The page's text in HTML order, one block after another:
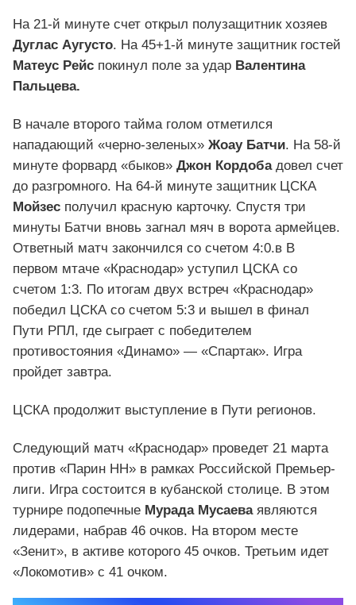
На 21-й минуте счет открыл полузащитник хозяев
Дуглас Аугусто. На 45+1-й минуте защитник гостей
Матеус Рейс покинул поле за удар Валентина
Пальцева.
В начале второго тайма голом отметился
нападающий «черно-зеленых» Жоау Батчи. На 58-й
минуте форвард «быков» Джон Кордоба довел счет
до разгромного. На 64-й минуте защитник ЦСКА
Мойзес получил красную карточку. Спустя три
минуты Батчи вновь загнал мяч в ворота армейцев.
Ответный матч закончился со счетом 4:0.в В
первом мтаче «Краснодар» уступил ЦСКА со
счетом 1:3. По итогам двух встреч «Краснодар»
победил ЦСКА со счетом 5:3 и вышел в финал
Пути РПЛ, где сыграет с победителем
противостояния «Динамо» — «Спартак». Игра
пройдет завтра.
ЦСКА продолжит выступление в Пути регионов.
Следующий матч «Краснодар» проведет 21 марта
против «Парин НН» в рамках Российской Премьер-
лиги. Игра состоится в кубанской столице. В этом
турнире подопечные Мурада Мусаеваявляются
лидерами, набрав 46 очков. На втором месте
«Зенит», в активе которого 45 очков. Третьим идет
«Локомотив» с 41 очком.